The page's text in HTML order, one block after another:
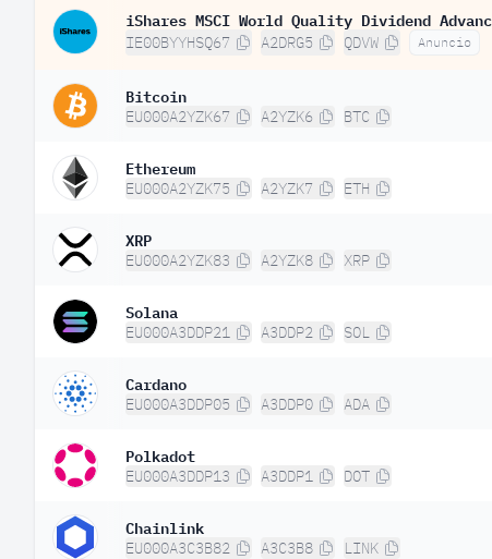
iShares MSCI World Quality Dividend
IE00BYYHSQ67 A2DRG5 QDVW Anuncio
Bitcoin
EU000A2YZK67 A2YZK6 BTC
Ethereum
EU000A2YZK75 A2YZK7 ETH
XRP
EU000A2YZK83 A2YZK8 XRP
Solana
EU000A3DDP21 A3DDP2 SOL
Cardano
EU000A3DDP05 A3DDP0 ADA
Polkadot
EU000A3DDP13 A3DDP1 DOT
Chainlink
EU000A3C3B82 A3C3B8 LINK